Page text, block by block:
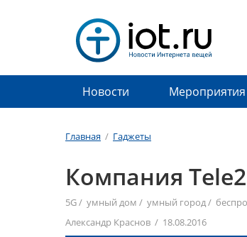
Новости Мероприятия
Главная / Гаджеты
Компания
5G/ умный дом / умный город/
Александр Краснов / 18.08.2016